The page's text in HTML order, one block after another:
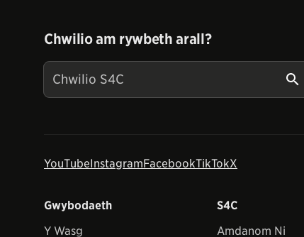
Chwilio am rywbeth arall?
YouTubeInstagramFacebookTikTokX
Gwybodaeth
Y Wasg
S4C
Amdanom Ni